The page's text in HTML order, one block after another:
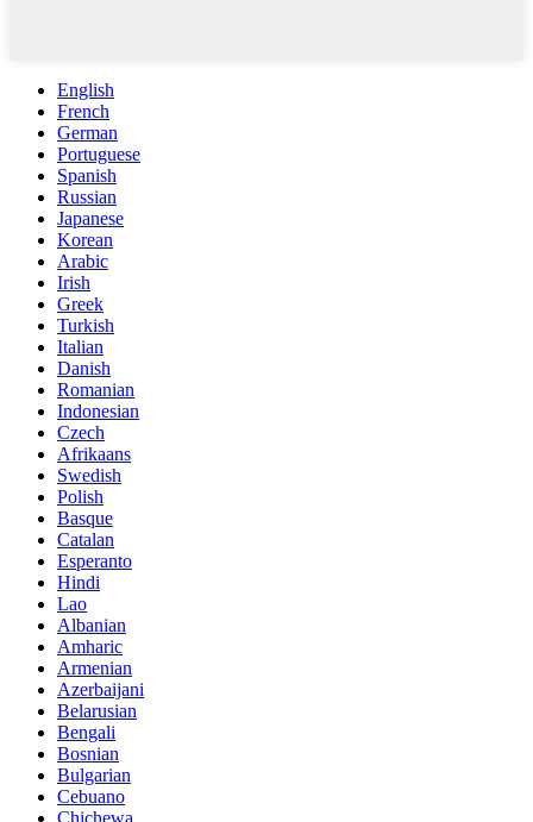
English
French
German
Portuguese
Spanish
Russian
Japanese
Korean
Arabic
Irish
Greek
Turkish
Italian
Danish
Romanian
Indonesian
Czech
Afrikaans
Swedish
Polish
Basque
Catalan
Esperanto
Hindi
Lao
Albanian
Amharic
Armenian
Azerbaijani
Belarusian
Bengali
Bosnian
Bulgarian
Cebuano